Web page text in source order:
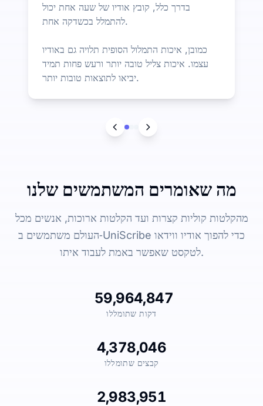
בדרך כלל, קובץ אודיו של שעה אחת יכול
להתמלל בכשדקה אחת.
כמובן, איכות התמלול הסופית תלויה גם באודיו
עצמו. איכות צליל טובה יותר ורעש פחות תמיד
יביאו לתוצאות טובות יותר.
מה שאומרים המשתמשים שלנו
מהקלטות קוליות קצרות ועד הקלטות ארוכות, אנשים מכל
העולם משתמשים ב‑UniScribe כדי להפוך אודיו ווידאו
לטקסט שאפשר באמת לעבוד איתו.
59,964,847
דקות שתומללו
4,378,046
קבצים שתומללו
2,983,951